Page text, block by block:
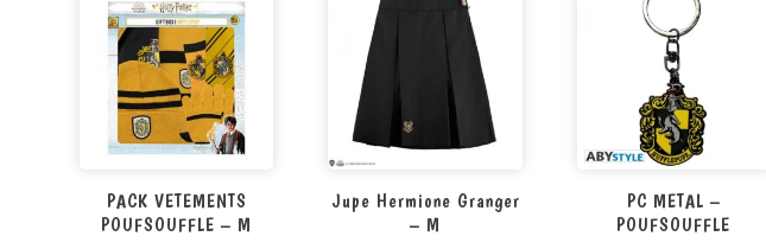
PACK VETEMENTS
POUFSOUFFLE – M
Jupe Hermione Granger
– M
PC METAL –
POUFSOUFFLE